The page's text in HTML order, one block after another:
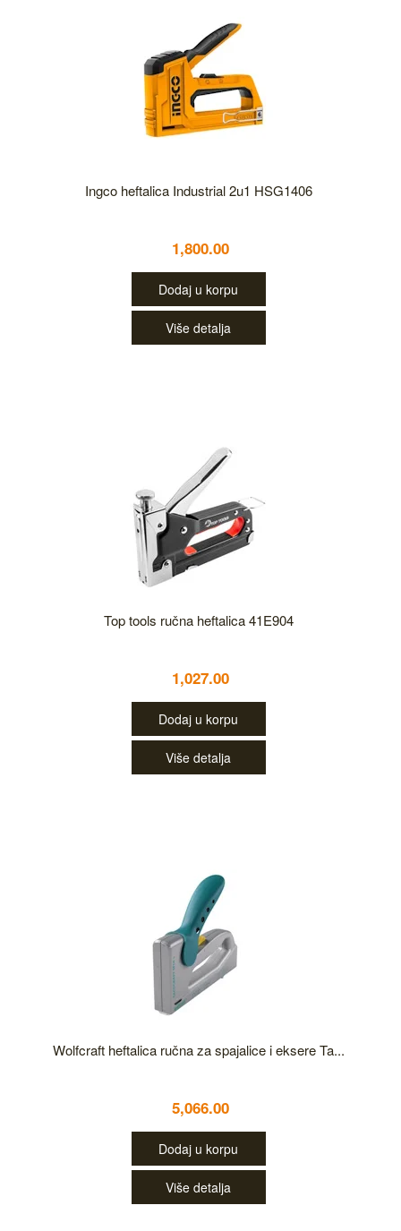
Ingco heftalica Industrial 2u1 HSG1406
1,800.00
Dodaj u korpu
Više detalja
Top tools ručna heftalica 41E904
1,027.00
Dodaj u korpu
Više detalja
Wolfcraft heftalica ručna za spajalice i eksere Ta...
5,066.00
Dodaj u korpu
Više detalja